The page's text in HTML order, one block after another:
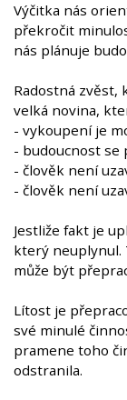
Výčitka nás
překročit
nás plánuje
Radostná zvěst,
velká novina,
- vykoupení je
- budoucnost se
- člověk není
- člověk není
Jestliže fakt je
který neuplynul.
může být
Lítost je
své minulé
pramene toho
odstranila.